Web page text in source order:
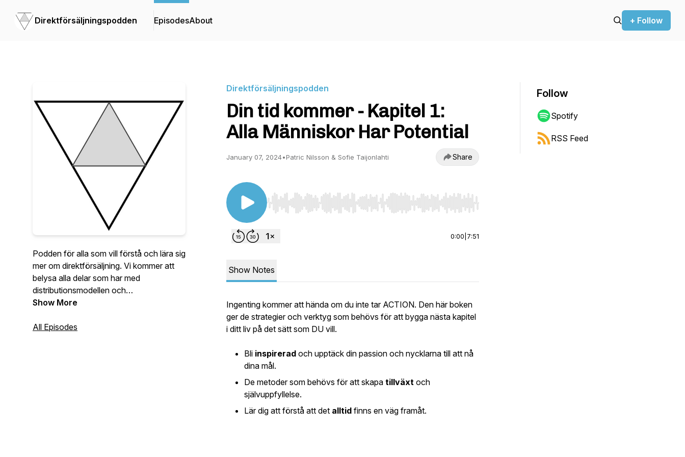
Direktförsäljningspodden EpisodesAbout + Follow
Podden för alla som vill förstå och lära sig
mer om direktförsäljning. Vi kommer att
belysa alla delar som har med
distributionsmodellen och
nätverksstrukturer att göra samt en del
Det är dags för nya perspektiv på
Show More
All Episodes
Direktförsäljningspodden
Din tid kommer - Kapitel 1:
Alla Människor Har Potential
January 07, 2024•Patric Nilsson & Sofie Taijonlahti Share
Use Left/Right to seek, Home/End to jump to start or end. Hold shift to jump forward or backward.
0:00 7:51
Show Notes
Ingenting kommer att hända om du inte tar ACTION. Den här boken
ger de strategier och verktyg som behövs för att bygga nästa kapitel
i ditt liv på det sätt som DU vill.
Bli inspirerad och upptäck din passion och nycklarna till att nå
dina mål.
De metoder som behövs för att skapa tillväxt och
självuppfyllelse.
Lär dig att förstå att det alltid finns en väg framåt.
Follow
Spotify
RSS Feed